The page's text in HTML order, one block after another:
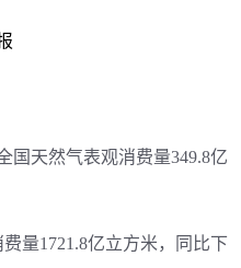
国天然气表观消费量349.8亿
1721.8亿立方米，同比下